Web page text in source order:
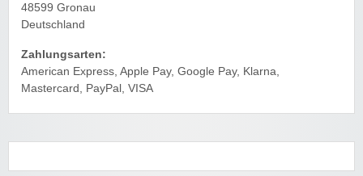
48599 Gronau
Deutschland
Zahlungsarten:
American Express, Apple Pay, Google Pay, Klarna,
Mastercard, PayPal, VISA